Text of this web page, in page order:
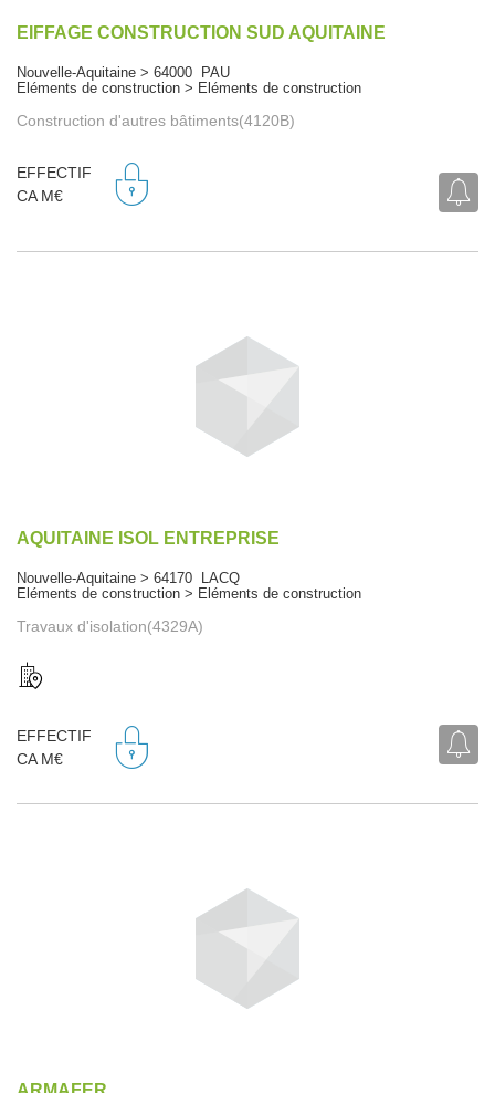
EIFFAGE CONSTRUCTION SUD AQUITAINE
Nouvelle-Aquitaine > 64000 PAU
Eléments de construction > Eléments de construction
Construction d'autres bâtiments(4120B)
EFFECTIF
CA M€
AQUITAINE ISOL ENTREPRISE
Nouvelle-Aquitaine > 64170 LACQ
Eléments de construction > Eléments de construction
Travaux d'isolation(4329A)
EFFECTIF
CA M€